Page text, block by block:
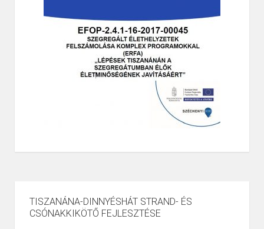
TISZANÁNA-DINNYÉSHÁT STRAND- ÉS
CSÓNAKKIKÖTŐ FEJLESZTÉSE